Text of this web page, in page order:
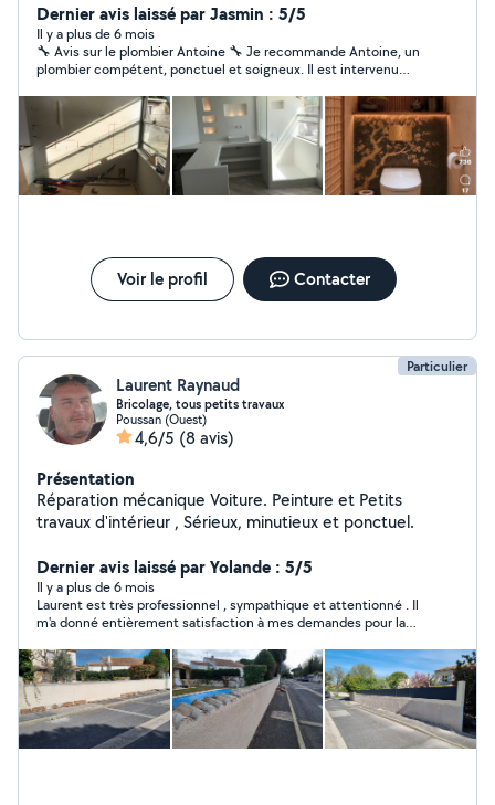
Dernier avis laissé par Jasmin : 5/5
Il y a plus de 6 mois
🔧 Avis sur le plombier Antoine 🔧 Je recommande Antoine, un
plombier compétent, ponctuel et soigneux. Il est intervenu
bien fait, proprement et avec sérieux. Il est fiable et respecte
ce qu’il dit. Si vous cherchez quelqu’un de confiance pour vos
travaux de plomberie ect….
Voir le profil Contacter
Particulier
Laurent Raynaud
Bricolage, tous petits travaux
Poussan (Ouest)
4,6/5 (8 avis)
Présentation
Réparation mécanique Voiture. Peinture et Petits
travaux d'intérieur , Sérieux, minutieux et ponctuel.
Dernier avis laissé par Yolande : 5/5
Il y a plus de 6 mois
Laurent est très professionnel , sympathique et attentionné . Il
m'a donné entièrement satisfaction à mes demandes pour la